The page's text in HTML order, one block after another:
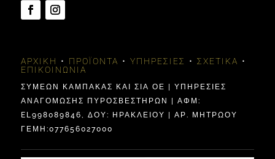
ΑΡΧΙΚΉ • ΠΡΟΪΌΝΤΑ • ΥΠΗΡΕΣΊΕΣ • ΣΧΕΤΙΚΆ •
ΕΠΙΚΟΙΝΩΝΊΑ
ΣΥΜΕΩΝ ΚΑΜΠΑΚΑΣ ΚΑΙ ΣΙΑ ΟΕ | ΥΠΗΡΕΣΙΕΣ
ΑΝΑΓΟΜΩΣΗΣ ΠΥΡΟΣΒΕΣΤΗΡΩΝ | ΑΦΜ:
EL998089846, ΔΟΥ: ΗΡΑΚΛΕΊΟΥ | ΑΡ. ΜΗΤΡΩΟΥ
ΓΕΜΗ:077656027000